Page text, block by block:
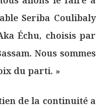
Seriba Coulibaly
Échu, choisis par
Nous sommes
du parti. »
de la continuité a